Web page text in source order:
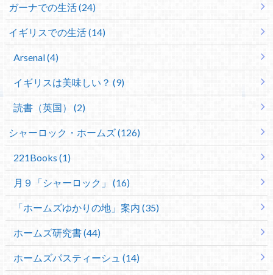
ガーナでの生活 (24)
イギリスでの生活 (14)
Arsenal (4)
イギリスは美味しい？ (9)
読書（英国） (2)
シャーロック・ホームズ (126)
221Books (1)
月９「シャーロック」 (16)
「ホームズゆかりの地」案内 (35)
ホームズ研究書 (44)
ホームズパスティーシュ (14)